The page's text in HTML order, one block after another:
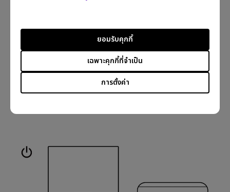
การตั้งค่า
เฉพาะคุกกี้ที่จำเป็น
ยอมรับคุกกี้